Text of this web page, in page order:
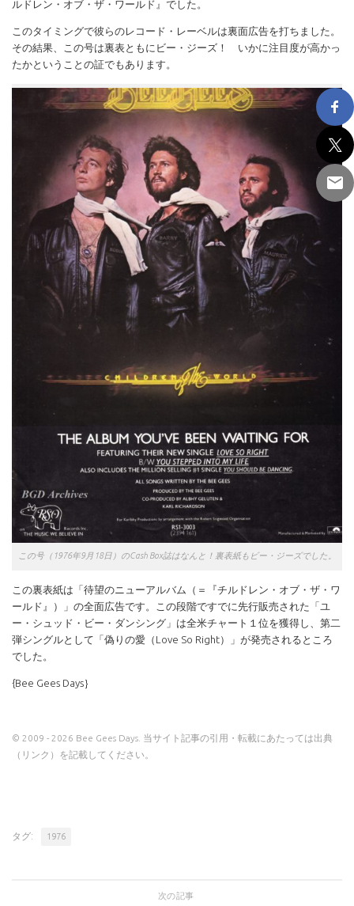
ルドレン・オブ・ザ・ワールド』でした。
このタイミングで彼らのレコード・レーベルは裏面広告を打ちました。
その結果、この号は裏表ともにビー・ジーズ！ いかに注目度が高かっ
たかということの証でもあります。
この号（1976年9月18日）のCash Box誌はなんと！裏表紙もビー・ジーズでした。
この裏表紙は「待望のニューアルバム（＝『チルドレン・オブ・ザ・ワ
ールド』）」の全面広告です。この段階ですでに先行販売された「ユ
ー・シュッド・ビー・ダンシング」は全米チャート１位を獲得し、第二
弾シングルとして「偽りの愛（Love So Right）」が発売されるところ
でした。
{Bee Gees Days｝
© 2009 - 2026 Bee Gees Days. 当サイト記事の引用・転載にあたっては出典
（リンク）を記載してください。
タグ: 1976
次の記事